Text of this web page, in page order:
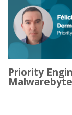
Priority